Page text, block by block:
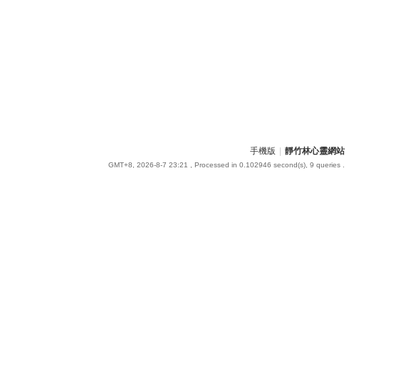
手機版 靜竹林心靈網站
GMT+8, 2026-8-7 23:21 , Processed in 0.102946 second(s), 9 queries .